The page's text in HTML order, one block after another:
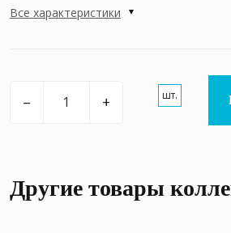
Все характеристики
– + шт.
Другие товары